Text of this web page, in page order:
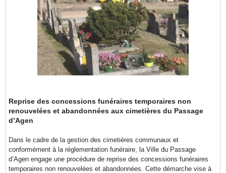
Reprise des concessions funéraires temporaires non
renouvelées et abandonnées aux cimetières du Passage
d’Agen
Dans le cadre de la gestion des cimetières communaux et
conformément à la réglementation funéraire, la Ville du Passage
d’Agen engage une procédure de reprise des concessions funéraires
temporaires non renouvelées et abandonnées. Cette démarche vise à